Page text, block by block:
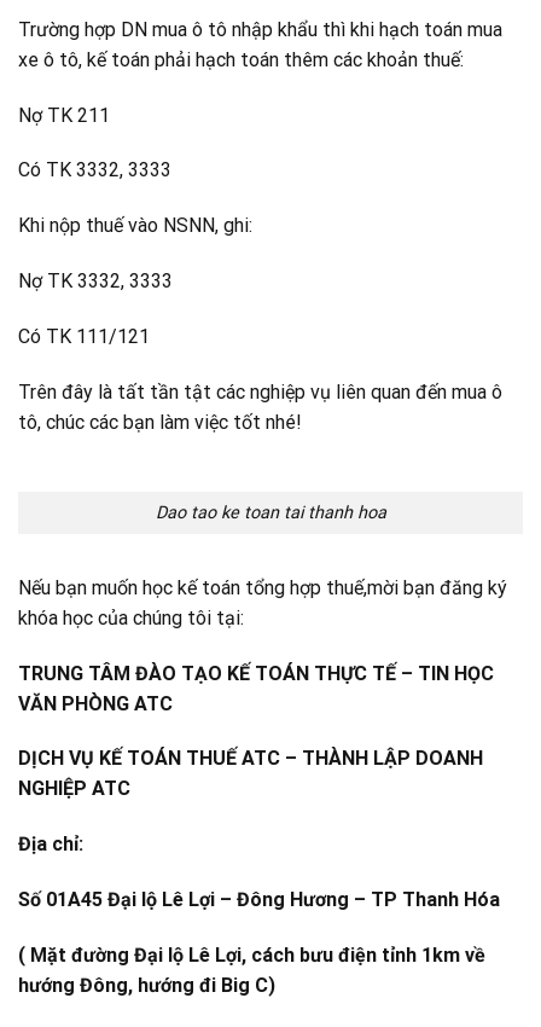
Trường hợp DN mua ô tô nhập khẩu thì khi hạch toán mua
xe ô tô, kế toán phải hạch toán thêm các khoản thuế:
Nợ TK 211
Có TK 3332, 3333
Khi nộp thuế vào NSNN, ghi:
Nợ TK 3332, 3333
Có TK 111/121
Trên đây là tất tần tật các nghiệp vụ liên quan đến mua ô
tô, chúc các bạn làm việc tốt nhé!
Dao tao ke toan tai thanh hoa
Nếu bạn muốn học kế toán tổng hợp thuế,mời bạn đăng ký
khóa học của chúng tôi tại:
TRUNG TÂM ĐÀO TẠO KẾ TOÁN THỰC TẾ – TIN HỌC
VĂN PHÒNG ATC
DỊCH VỤ KẾ TOÁN THUẾ ATC – THÀNH LẬP DOANH
NGHIỆP ATC
Địa chỉ:
Số 01A45 Đại lộ Lê Lợi – Đông Hương – TP Thanh Hóa
( Mặt đường Đại lộ Lê Lợi, cách bưu điện tỉnh 1km về
hướng Đông, hướng đi Big C)